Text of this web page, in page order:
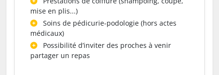
mise en plis...)
Soins de pédicurie-podologie (hors actes
médicaux)
Possibilité d’inviter des proches à venir
partager un repas